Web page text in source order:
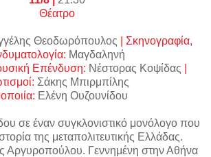
Θέατρο
Θεοδωρόπουλος
| Σκηνογραφία,
Μαγδαληνή
Επένδυση: Νέστορας Κοψίδας
Σάκης Μπιρμπίλης
Ελένη Ουζουνίδου
σε έναν συγκλονιστικό μονόλογο που
της μεταπολιτευτικής Ελλάδας.
Αργυροπούλου. Γεννημένη στην Αθήνα